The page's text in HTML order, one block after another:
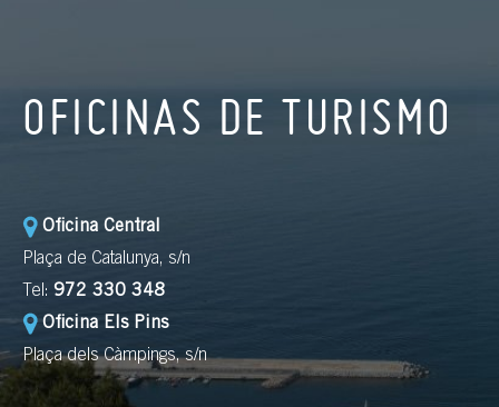
OFICINAS DE TURISMO
Oficina Central
Plaça de Catalunya, s/n
Tel: 972 330 348
Oficina Els Pins
Plaça dels Càmpings, s/n